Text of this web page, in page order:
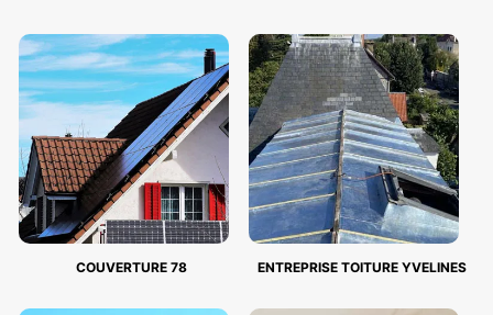
COUVERTURE 78 ENTREPRISE TOITURE YVELINES